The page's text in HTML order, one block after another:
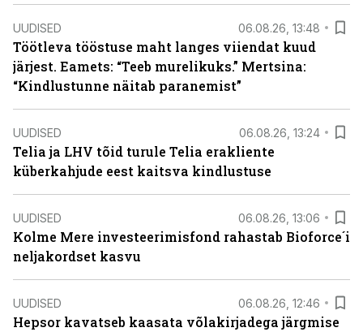
UUDISED 06.08.26, 13:48
Töötleva tööstuse maht langes viiendat kuud
järjest. Eamets: “Teeb murelikuks.” Mertsina:
“Kindlustunne näitab paranemist”
UUDISED 06.08.26, 13:24
Telia ja LHV tõid turule Telia erakliente
küberkahjude eest kaitsva kindlustuse
UUDISED 06.08.26, 13:06
Kolme Mere investeerimisfond rahastab Bioforce´i
neljakordset kasvu
UUDISED 06.08.26, 12:46
Hepsor kavatseb kaasata võlakirjadega järgmise